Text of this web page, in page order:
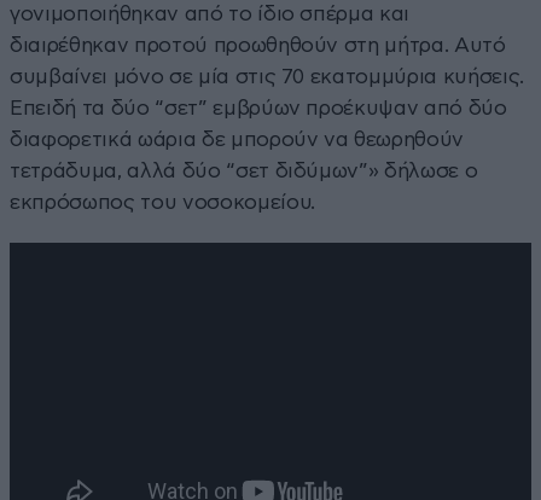
γονιμοποιήθηκαν από το ίδιο σπέρμα και
διαιρέθηκαν προτού προωθηθούν στη μήτρα. Αυτό
συμβαίνει μόνο σε μία στις 70 εκατομμύρια κυήσεις.
Επειδή τα δύο “σετ” εμβρύων προέκυψαν από δύο
διαφορετικά ωάρια δε μπορούν να θεωρηθούν
τετράδυμα, αλλά δύο “σετ διδύμων”» δήλωσε ο
εκπρόσωπος του νοσοκομείου.